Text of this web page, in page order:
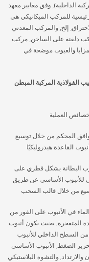
الداخلية), وفق معايير معهد
للمركب الميكانيكي هي
إلخ, والمركب المعدني
دلفنة على الساخن, مركب
والعيوب موضحة في
الفولاذية المركبة المبطن
خصائص العملية
المحكم من خلال توسيع
القاعدة هيدروليكيًا
البطانة بشكل قطري على
للأنبوب الأساسي عن طريق
من خلال قالب السحب
في الأنبوب على الفور من
المتفجرة, بحيث يكون أنبوب
من السطح الداخلي للأنبوب
الضغط, الأنبوب الأساسي
والتشوه البلاستيكي